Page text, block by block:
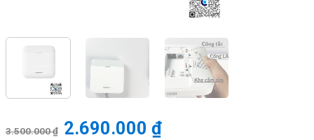
3.500.000₫ 2.690.000₫